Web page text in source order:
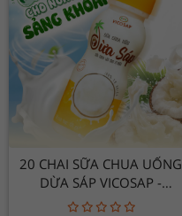
20 CHAI SỮA CHUA UỐNG
DỪA SÁP VICOSAP -
120ML/CHAI